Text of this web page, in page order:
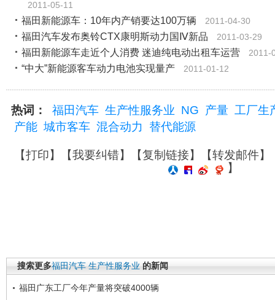
2011-05-11
福田新能源车：10年内产销要达100万辆 2011-04-30
福田汽车发布奥铃CTX康明斯动力国Ⅳ新品 2011-03-29
福田新能源车走近个人消费 迷迪纯电动出租车运营 2011-
“中大”新能源客车动力电池实现量产 2011-01-12
热词： 福田汽车 生产性服务业 NG 产量 工厂生
产能 城市客车 混合动力 替代能源
【打印】【我要纠错】【复制链接】【转发邮件】
】
搜索更多福田汽车 生产性服务业 的新闻
福田广东工厂今年产量将突破4000辆